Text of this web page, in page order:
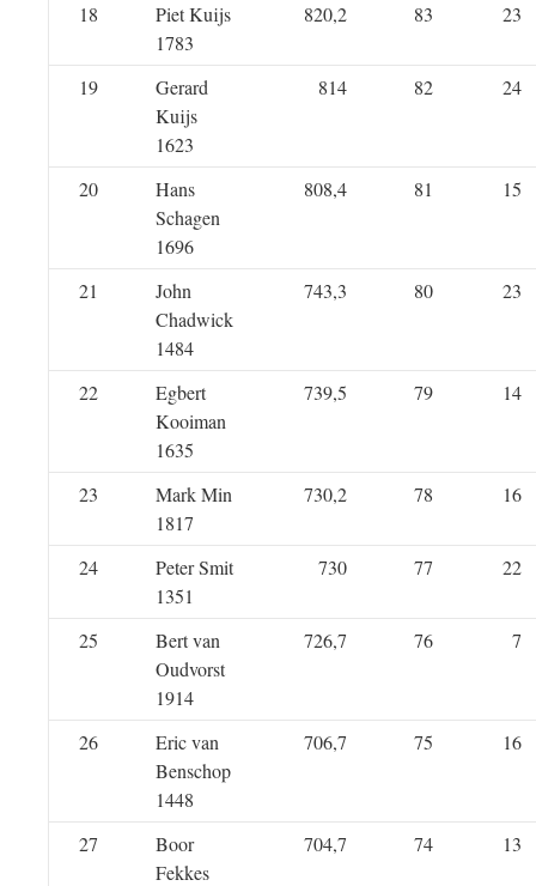
18
Piet Kuijs
1783
820,2 83 23
19
Gerard
Kuijs
1623
814 82 24
20
Hans
Schagen
1696
808,4 81 15
21
John
Chadwick
1484
743,3 80 23
22
Egbert
Kooiman
1635
739,5 79 14
23
Mark Min
1817
730,2 78 16
24
Peter Smit
1351
730 77 22
25
Bert van
Oudvorst
1914
726,7 76 7
26
Eric van
Benschop
1448
706,7 75 16
27
Boor
Fekkes
704,7 74 13